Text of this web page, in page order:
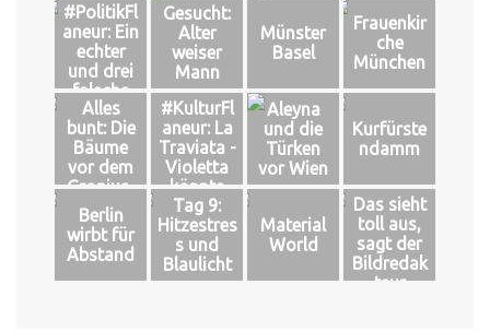
#PolitikFl
aneur: Ein
echter
und drei
falsche
Könige
Gesucht:
Alter
weiser
Mann
Münster
Basel
Frauenkir
che
München
Alles
bunt: Die
Bäume
vor dem
Gropius-
Bau
#KulturFl
aneur: La
Traviata -
Violetta
könnte
leben
Aleyna
und die
Türken
vor Wien
Kurfürste
ndamm
Berlin
wirbt für
Abstand
Tag 9:
Hitzestres
s und
Blaulicht
Material
World
Das sieht
toll aus,
sagt der
Bildredak
teur